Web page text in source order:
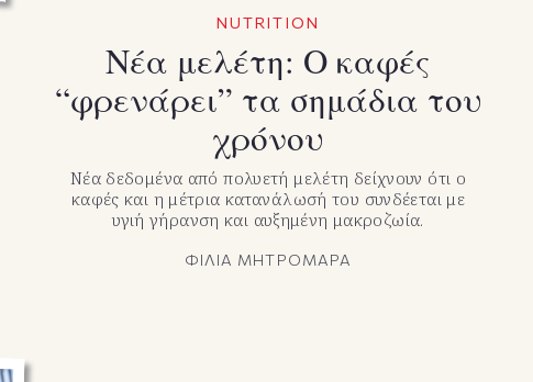
NUTRITION
Νέα μελέτη: Ο καφές
“φρενάρει” τα σημάδια του
χρόνου
Νέα δεδομένα από πολυετή μελέτη δείχνουν ότι ο
καφές και η μέτρια κατανάλωσή του συνδέεται με
υγιή γήρανση και αυξημένη μακροζωία.
ΦΙΛΙΑ ΜΗΤΡΟΜΑΡΑ